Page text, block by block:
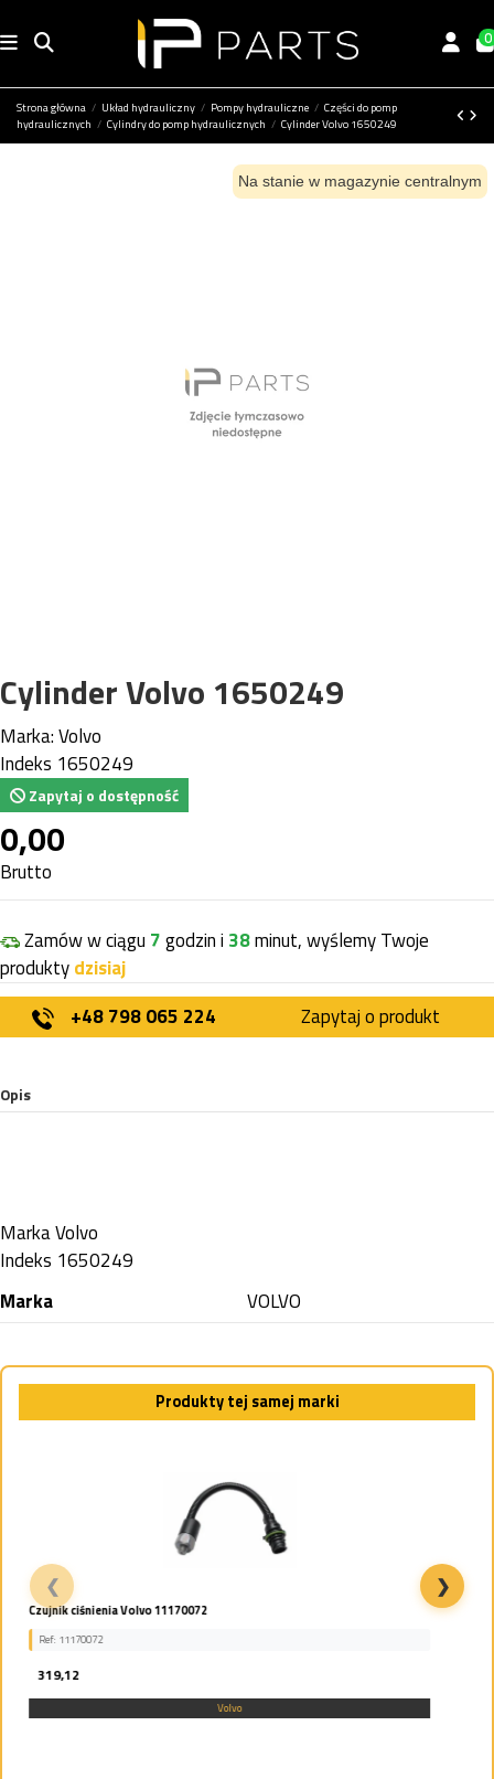
0
Strona główna Układ hydrauliczny Pompy hydrauliczne
Części do pomp
hydraulicznych
Cylindry do pomp hydraulicznych Cylinder Volvo 1650249
Na stanie w magazynie centralnym
Cylinder Volvo 1650249
Marka:Volvo
Indeks 1650249
Zapytaj o dostępność
0,00
Brutto
Zamów w ciągu 7godzin i 38minut, wyślemy Twoje
produktydzisiaj
+48 798 065 224
Zapytaj o produkt
Opis
MarkaVolvo
Indeks 1650249
Marka
VOLVO
Produkty tej samej marki
ROLKA DOLNA JEZDNA VOLVO EC160 1081-03680...
Ref: 14520148, 14522943
959,40
Volvo
❮ ❯